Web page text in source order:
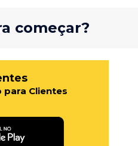
começar?
para Clientes